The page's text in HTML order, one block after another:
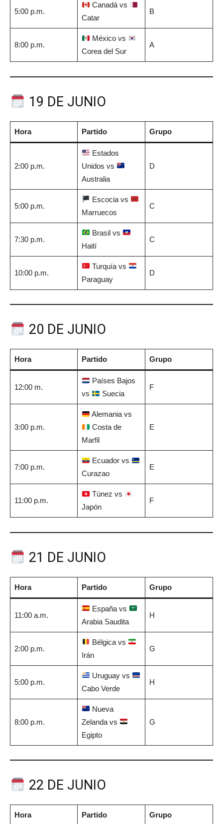
5:00 p.m.
Canadá vs
Catar
B
8:00 p.m.
México vs
Corea del Sur
A
19 DE JUNIO
Hora Partido Grupo
2:00 p.m.
Estados
Unidos vs
Australia
D
5:00 p.m.
Escocia vs
Marruecos
C
7:30 p.m.
Brasil vs
Haití
C
10:00 p.m.
Turquía vs
Paraguay
D
20 DE JUNIO
Hora Partido Grupo
12:00 m.
Países Bajos
vs
Suecia
F
3:00 p.m.
Alemania vs
Costa de
Marfil
E
7:00 p.m.
Ecuador vs
Curazao
E
11:00 p.m.
Túnez vs
Japón
F
21 DE JUNIO
Hora Partido Grupo
11:00 a.m.
España vs
Arabia Saudita
H
2:00 p.m.
Bélgica vs
Irán
G
5:00 p.m.
Uruguay vs
Cabo Verde
H
8:00 p.m.
Nueva
Zelanda vs
Egipto
G
22 DE JUNIO
Hora Partido Grupo